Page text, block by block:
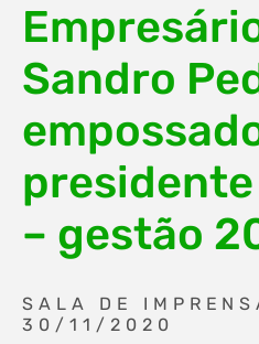
Sandro
presidente
– gestão
SALA DE
30/11/2020